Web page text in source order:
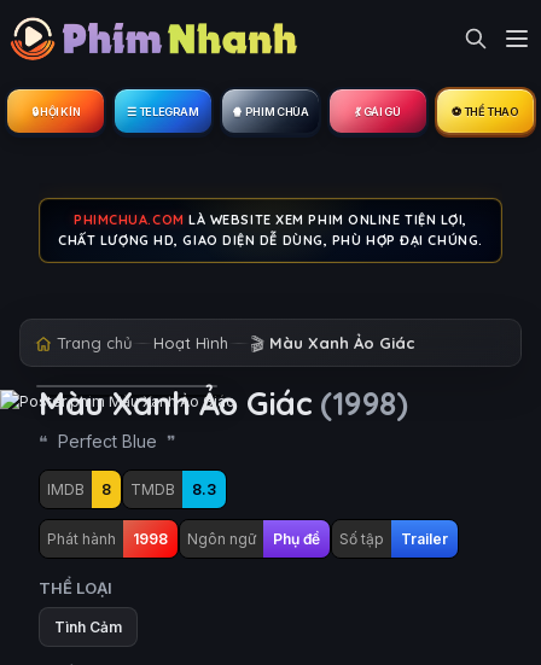
🔒︎ HỘI KÍN ☰ TELEGRAM 🍿 PHIM CHÙA 💃 GÁI GÚ ⚽ THỂ THAO
PHIMCHUA.COM LÀ WEBSITE XEM PHIM ONLINE TIỆN LỢI,
CHẤT LƯỢNG HD, GIAO DIỆN DỄ DÙNG, PHÙ HỢP ĐẠI CHÚNG.
Trang chủ Hoạt Hình 🎬 Màu Xanh Ảo Giác
Màu Xanh Ảo Giác (1998)
Perfect Blue
IMDB 8 TMDB 8.3
Phát hành 1998 Ngôn ngữ Phụ đề Số tập Trailer
THỂ LOẠI
Tình Cảm